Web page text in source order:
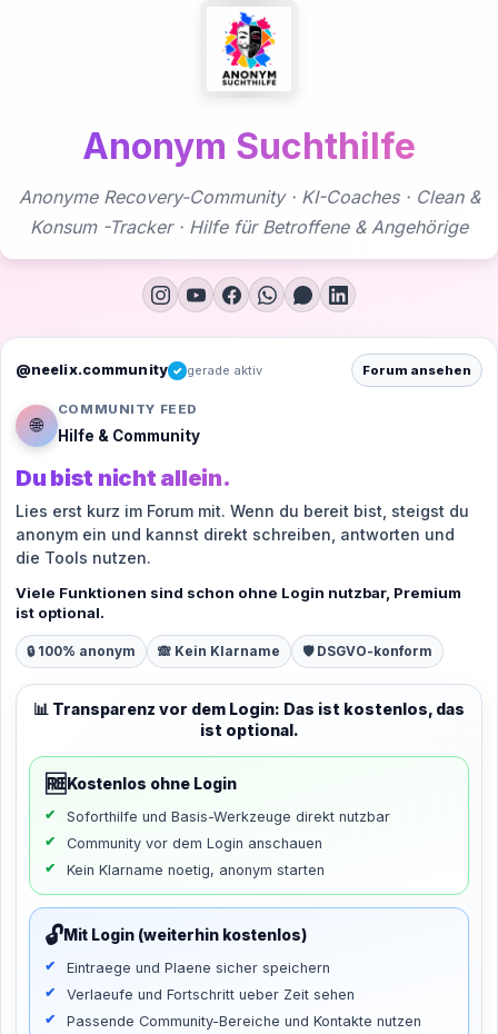
Anonym Suchthilfe
Anonyme Recovery-Community · KI-Coaches · Clean &
Konsum -Tracker · Hilfe für Betroffene & Angehörige
@neelix.community ✓ gerade aktiv Forum ansehen
🌐
COMMUNITY FEED
Hilfe & Community
Du bist nicht allein.
Lies erst kurz im Forum mit. Wenn du bereit bist, steigst du
anonym ein und kannst direkt schreiben, antworten und
die Tools nutzen.
Viele Funktionen sind schon ohne Login nutzbar, Premium
ist optional.
🔒 100% anonym 🙈 Kein Klarname 🛡️ DSGVO-konform
📊 Transparenz vor dem Login: Das ist kostenlos, das
ist optional.
🆓 Kostenlos ohne Login
Soforthilfe und Basis-Werkzeuge direkt nutzbar
Community vor dem Login anschauen
Kein Klarname noetig, anonym starten
🔓Mit Login (weiterhin kostenlos)
Eintraege und Plaene sicher speichern
Verlaeufe und Fortschritt ueber Zeit sehen
Passende Community-Bereiche und Kontakte nutzen